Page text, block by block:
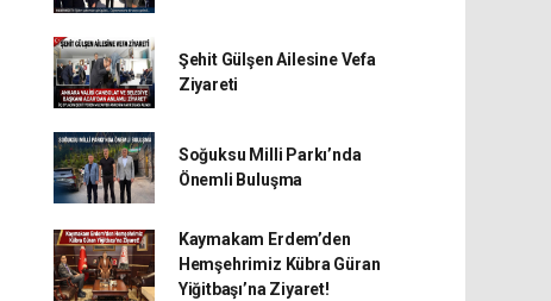
Şehit Gülşen Ailesine Vefa
Ziyareti
Soğuksu Milli Parkı’nda
Önemli Buluşma
Kaymakam Erdem’den
Hemşehrimiz Kübra Güran
Yiğitbaşı’na Ziyaret!